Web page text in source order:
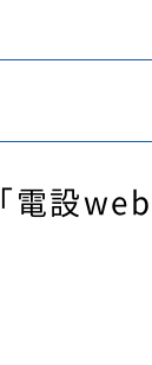
「電設